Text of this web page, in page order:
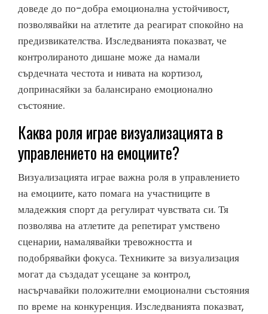
доведе до по-добра емоционална устойчивост,
позволявайки на атлетите да реагират спокойно на
предизвикателства. Изследванията показват, че
контролираното дишане може да намали
сърдечната честота и нивата на кортизол,
допринасяйки за балансирано емоционално
състояние.
Каква роля играе визуализацията в
управлението на емоциите?
Визуализацията играе важна роля в управлението
на емоциите, като помага на участниците в
младежкия спорт да регулират чувствата си. Тя
позволява на атлетите да репетират умствено
сценарии, намалявайки тревожността и
подобрявайки фокуса. Техниките за визуализация
могат да създадат усещане за контрол,
насърчавайки положителни емоционални състояния
по време на конкуренция. Изследванията показват,